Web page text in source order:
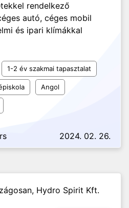
rendelkező
autó, céges mobil
és ipari klímákkal
1-2 év szakmai tapasztalat
Angol
2024. 02. 26.
Hydro Spirit Kft.